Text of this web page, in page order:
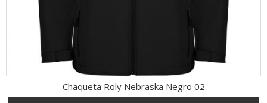
Chaqueta Roly Nebraska Negro 02